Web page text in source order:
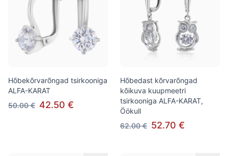
Hõbekõrvarõngad tsirkooniga
ALFA-KARAT
50.00 € 42.50 €
Hõbedast kõrvarõngad
kõikuva kuupmeetri
tsirkooniga ALFA-KARAT,
Öökull
62.00 € 52.70 €